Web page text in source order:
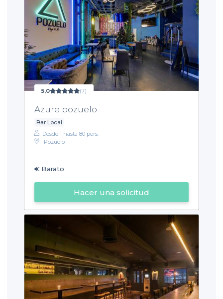
5,0 (7)
Azure pozuelo
Bar Local
Desde 1 hasta 80 pers.
Pozuelo
€ Barato
Hacer una solicitud